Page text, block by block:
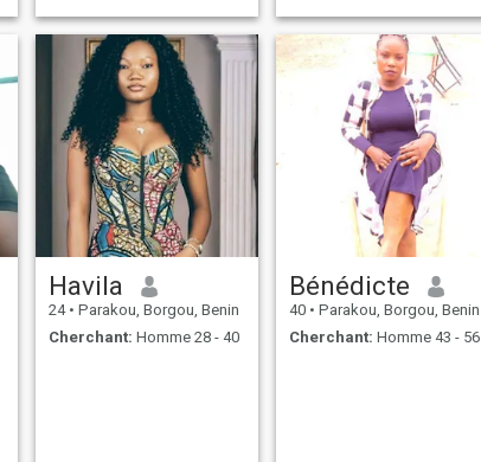
Havila
24 • Parakou, Borgou, Benin
Cherchant: Homme 28 - 40
Bénédicte
40 • Parakou, Borgou, Benin
Cherchant: Homme 43 - 56